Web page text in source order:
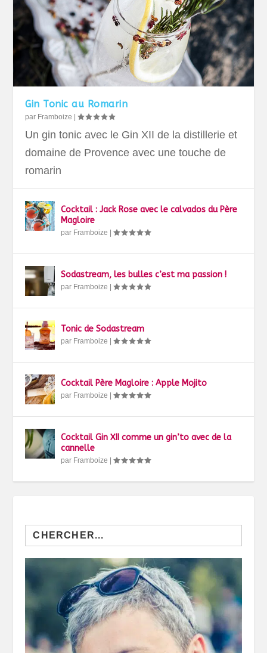
Gin Tonic au Romarin
par Framboize |
Un gin tonic avec le Gin XII de la distillerie et
domaine de Provence avec une touche de
romarin
Cocktail : Jack Rose avec le calvados du Père
Magloire
par Framboize |
Sodastream, les bulles c’est ma passion !
par Framboize |
Tonic de Sodastream
par Framboize |
Cocktail Père Magloire : Apple Mojito
par Framboize |
Cocktail Gin XII comme un gin’to avec de la
cannelle
par Framboize |
Search
for: